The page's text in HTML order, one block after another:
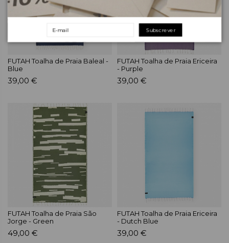
FUTAH Toalha de Praia Baleal -
Blue
39,00 €
FUTAH Toalha de Praia Ericeira
- Purple
39,00 €
FUTAH Toalha de Praia São
Jorge - Green
49,00 €
FUTAH Toalha de Praia Ericeira
- Dutch Blue
39,00 €
Subscrever